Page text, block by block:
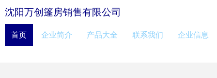
沈阳万创篷房销售有限公司
首页 企业简介 产品大全 联系我们 企业信息